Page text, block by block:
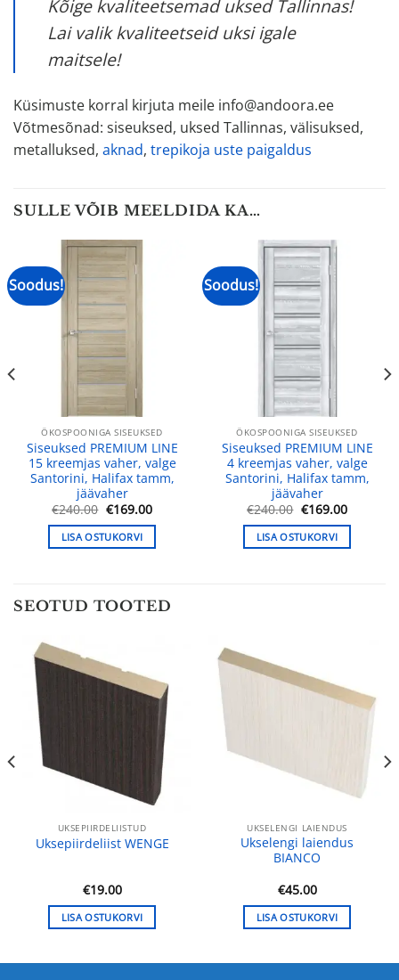
Kõige kvaliteetsemad uksed Tallinnas!
Lai valik kvaliteetseid uksi igale
maitsele!
Küsimuste korral kirjuta meile info@andoora.ee
Võtmesõnad: siseuksed, uksed Tallinnas, välisuksed,
metalluksed, aknad, trepikoja uste paigaldus
SULLE VÕIB MEELDIDA KA…
Soodus!
ÖKOSPOONIGA SISEUKSED
Siseuksed PREMIUM LINE
15 kreemjas vaher, valge
Santorini, Halifax tamm,
jäävaher
€240.00 Algne
hind
oli:
€240.00.
€169.00Praegune
hind
on:
€169.00.
LISA OSTUKORVI
Soodus!
ÖKOSPOONIGA SISEUKSED
Siseuksed PREMIUM LINE
4 kreemjas vaher, valge
Santorini, Halifax tamm,
jäävaher
€240.00 Algne
hind
oli:
€240.00.
€169.00
hind
on:
€169.00.
LISA OSTUKORVI
SEOTUD TOOTED
UKSEPIIRDELIISTUD
Uksepiirdeliist WENGE
€19.00
LISA OSTUKORVI
UKSELENGI LAIENDUS
Ukselengi laiendus
BIANCO
€45.00
LISA OSTUKORVI